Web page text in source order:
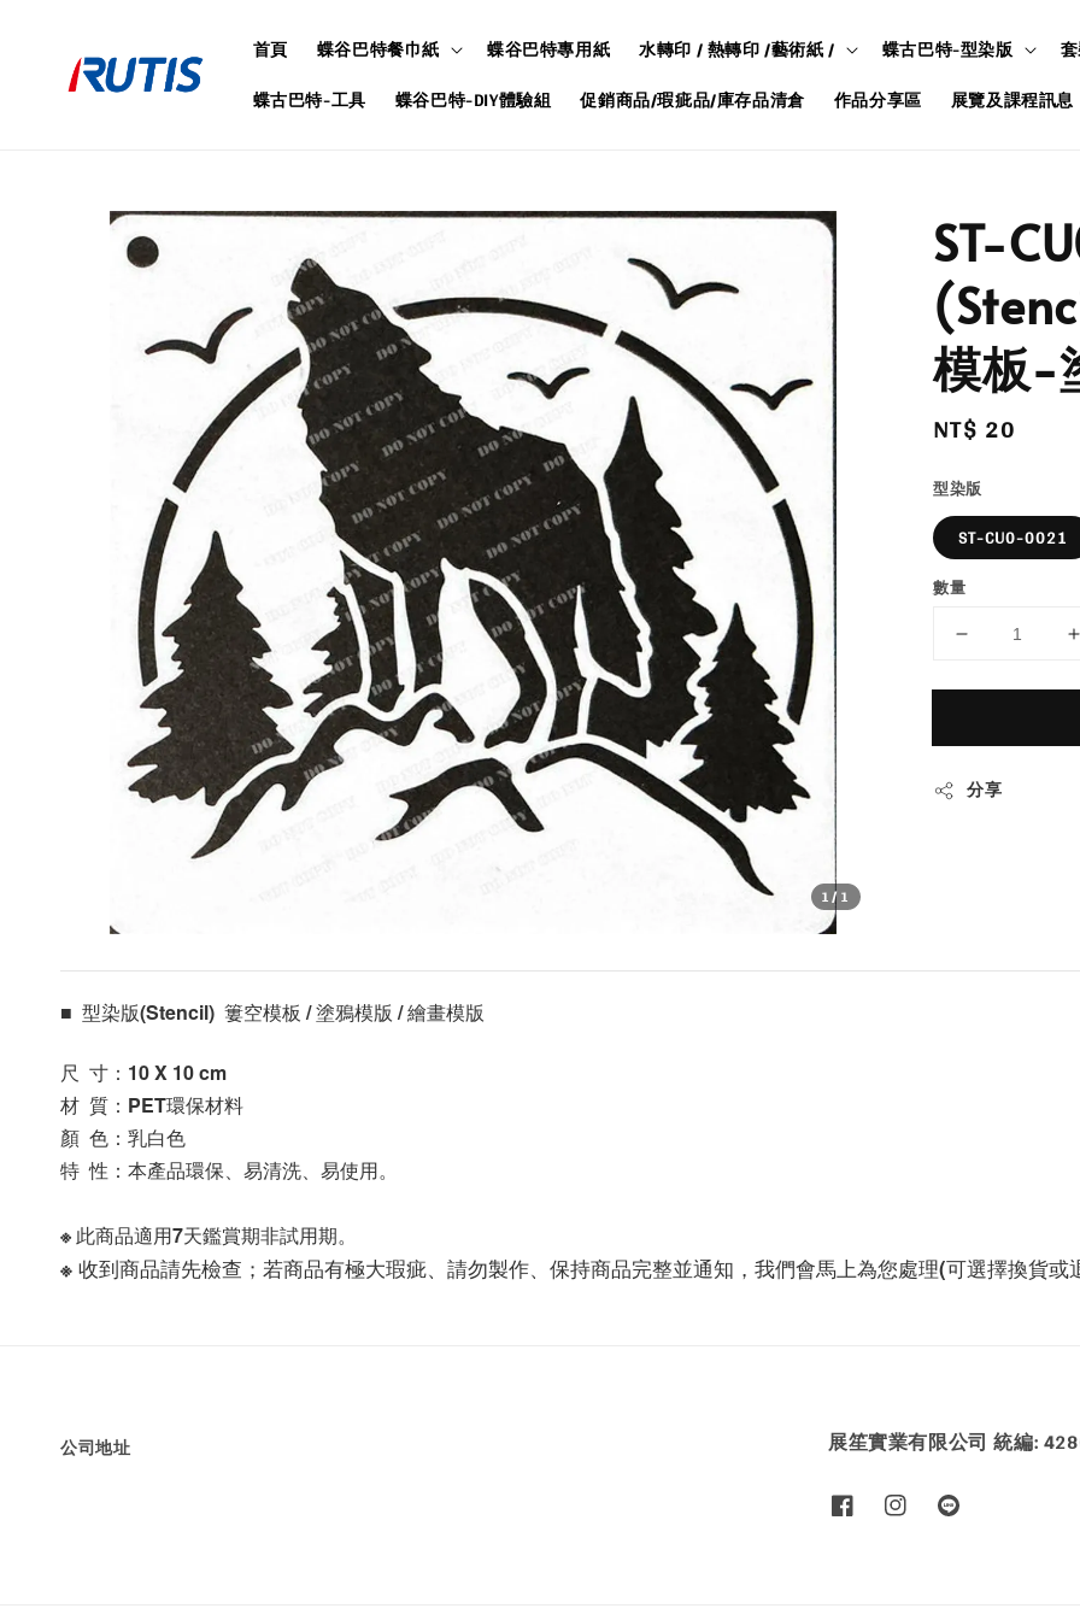
首頁 蝶谷巴特餐巾紙 蝶谷巴特專用紙 水轉印 / 熱轉印 /藝術紙 / 蝶古巴特-型染版
蝶古巴特-工具
蝶谷巴特-DIY體驗組 促銷商品/瑕疵品/庫存品清倉 作品分享區 展覽及課程訊息
1/1
ST-
模板-
Regular
NT$ 20
型染版
ST-CU0-0021
數量
分享
■  型染版(Stencil)  簍空模板 / 塗鴉模版 / 繪畫模版
尺  寸：10 X 10 cm
材  質：PET環保材料
顏  色：乳白色
特  性：本產品環保、易清洗、易使用。
※ 此商品適用7天鑑賞期非試用期。
※ 收到商品請先檢查；若商品有極大瑕疵、請勿製作、保持商品完整並通知，我們會馬上為您處理(可選擇換貨或
公司地址 展笙實業有限公司 統編: